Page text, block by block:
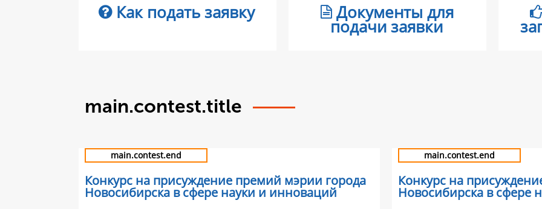
Как подать заявку Документы для
подачи заявки
main.contest.title
main.contest.end
Конкурс на присуждение премий мэрии города
Новосибирска в сфере науки и инноваций
main.contest.end
Конкурс на
Новосибирска в сфере